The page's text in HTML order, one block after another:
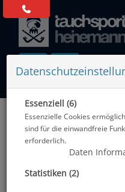
Alle Artikel
Essenziell (6)
Essenzielle Cookies
sind für die einwandfreie
erforderlich.
Daten
Statistiken (2)